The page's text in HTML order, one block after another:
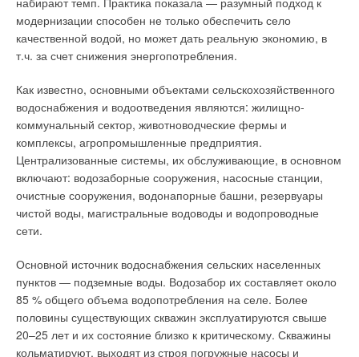
модернизации способен не только обеспечить село
качественной водой, но может дать реальную экономию, в
т.ч. за счет снижения энергопотребления.
Как известно, основными объектами сельскохозяйственного
водоснабжения и водоотведения являются: жилищно-
коммунальный сектор, животноводческие фермы и
комплексы, агропромышленные предприятия.
Централизованные системы, их обслуживающие, в основном
включают: водозаборные сооружения, насосные станции,
очистные сооружения, водонапорные башни, резервуары
чистой воды, магистральные водоводы и водопроводные
сети.
Основной источник водоснабжения сельских населенных
пунктов — подземные воды. Водозабор их составляет около
85 % общего объема водопотребления на селе. Более
половины существующих скважин эксплуатируются свыше
20–25 лет и их состояние близко к критическому. Скважины
кольматируют, выходят из строя погружные насосы и
показателями — бактерии группы кишечных палочек
достигают 100 ПДК, а более чем в 50 % случаев содержание
нитритов и нитратов в два-три раза превышает
Все это спровоцировало существенный скачок
заболеваемости, непосредственно связанный с качеством
воды. Есть и еще один аспект проблемы — очевидно, что
сегодня источники водозабора могут стать объектом
противоправной деятельности и причиной социального
кризиса. Это особенно опасно с учетом того, что во многих
городах, в т.ч. и очень крупных, нет или практически нет
защищенных подземных источников водоснабжения
По оценкам экспертов, на преодоление сложившейся
ситуации понадобится не менее 10 лет. За это время
должны быть осуществлены наиболее неотложные
мероприятия — повышение санитарной и технической
надежности сетей и сооружений, техническое
секторов. Подобное разделение можно провести и по
максимальному рабочему давлению парогенераторов.
предприятие: твердым (торф, дрова, уголь, древесные
отходы), жидким (мазут, дизельное топливо, печное бытовое
топливо), природный газ или электричество, необходимо
оценить какое из них наиболее выгодно использовать при
эксплуатации парогенерирующего оборудования.
Парогенераторы на органическом топливе
Современная промышленность предлагает достаточно
получают за счет тепла сжигаемого органического топлива,
или преобразования электрической энергии в тепловую. По
относительному движению теплообменивающихся сред
(дымовых газов, воды и пара), парогенераторы могут быть
подразделены на две группы: жаротрубные и водотрубные. В
жаротрубных парогенераторах внутри труб движутся